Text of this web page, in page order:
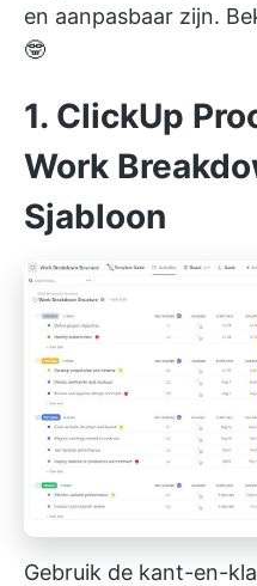
en aanpasbaar zijn.
🤓
1. ClickUp
Work
Sjabloon
Gebruik de kant-en-